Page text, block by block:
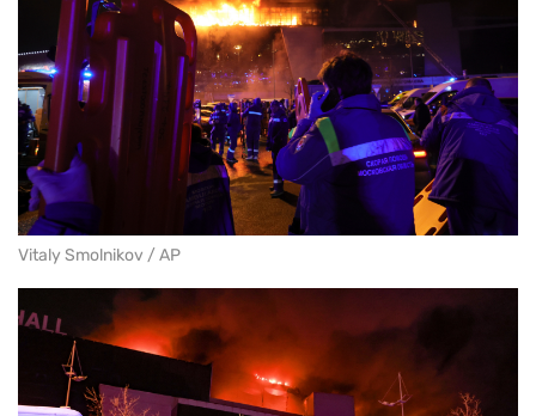
Vitaly Smolnikov / AP